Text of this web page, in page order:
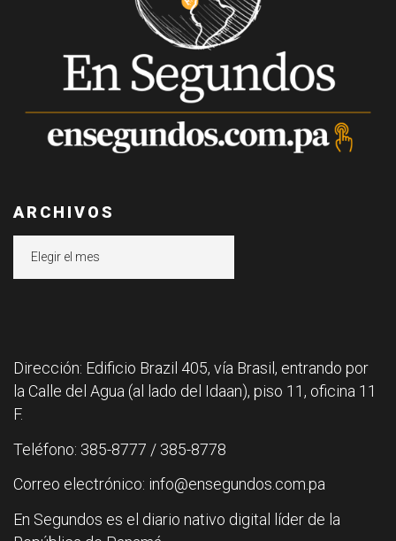
ARCHIVOS
Dirección: Edificio Brazil 405, vía Brasil, entrando por
la Calle del Agua (al lado del Idaan), piso 11, oficina 11
F.
Teléfono: 385-8777 / 385-8778
Correo electrónico: info@ensegundos.com.pa
En Segundos es el diario nativo digital líder de la